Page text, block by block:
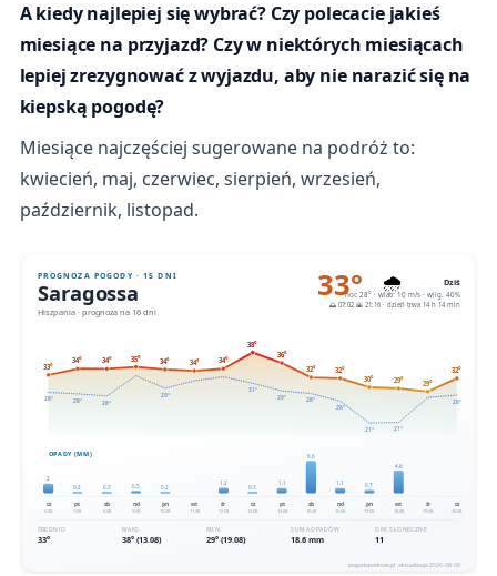
A kiedy najlepiej się wybrać? Czy polecacie jakieś
miesiące na przyjazd? Czy w niektórych miesiącach
lepiej zrezygnować z wyjazdu, aby nie narazić się na
kiepską pogodę?
Miesiące najczęściej sugerowane na podróż to:
kwiecień, maj, czerwiec, sierpień, wrzesień,
październik, listopad.